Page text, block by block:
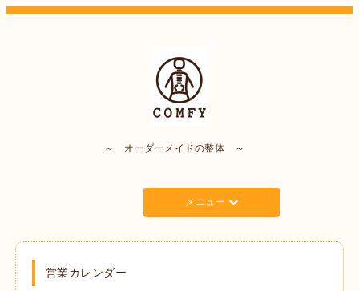
～ オーダーメイドの整体 ～
メニュー
営業カレンダー